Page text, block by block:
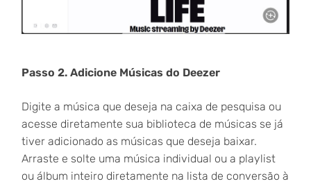
Passo 2. Adicione Músicas do Deezer
Digite a música que deseja na caixa de pesquisa ou
acesse diretamente sua biblioteca de músicas se já
tiver adicionado as músicas que deseja baixar.
Arraste e solte uma música individual ou a playlist
ou álbum inteiro diretamente na lista de conversão à